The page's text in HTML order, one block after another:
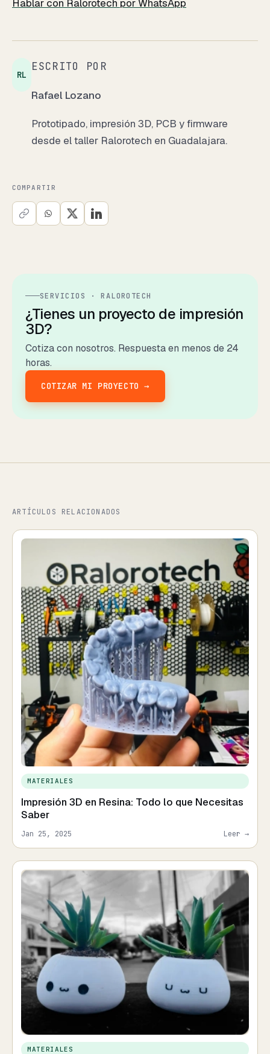
Hablar con Ralorotech por WhatsApp
RL
ESCRITO POR
Rafael Lozano
Prototipado, impresión 3D, PCB y firmware
desde el taller Ralorotech en Guadalajara.
COMPARTIR
SERVICIOS · RALOROTECH
¿Tienes un proyecto de impresión
3D?
Cotiza con nosotros. Respuesta en menos de 24
horas.
COTIZAR MI PROYECTO →
ARTÍCULOS RELACIONADOS
MATERIALES
Impresión 3D en Resina: Todo lo que Necesitas
Saber
Jan 25, 2025 Leer →
MATERIALES